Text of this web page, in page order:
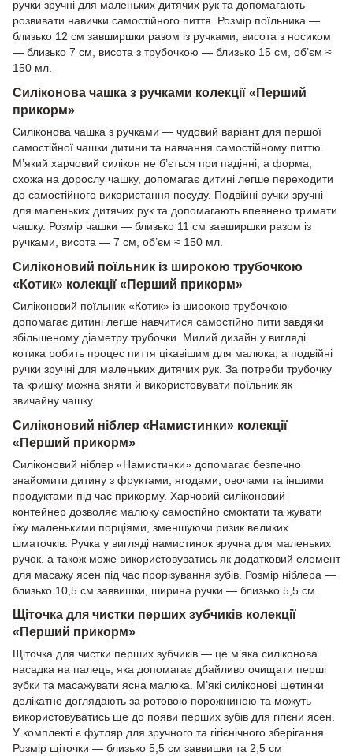
ручки зручні для маленьких дитячих рук та допомагають
розвивати навички самостійного пиття. Розмір поїльника —
близько 12 см завширшки разом із ручками, висота з носиком
— близько 7 см, висота з трубочкою — близько 15 см, об’єм ≈
150 мл.
Силіконова чашка з ручками колекції «Перший
прикорм»
Силіконова чашка з ручками — чудовий варіант для першої
самостійної чашки дитини та навчання самостійному питтю.
М’який харчовий силікон не б’ється при падінні, а форма,
схожа на дорослу чашку, допомагає дитині легше переходити
до самостійного використання посуду. Подвійні ручки зручні
для маленьких дитячих рук та допомагають впевнено тримати
чашку. Розмір чашки — близько 11 см завширшки разом із
ручками, висота — 7 см, об’єм ≈ 150 мл.
Силіконовий поїльник із широкою трубочкою
«Котик» колекції «Перший прикорм»
Силіконовий поїльник «Котик» із широкою трубочкою
допомагає дитині легше навчитися самостійно пити завдяки
збільшеному діаметру трубочки. Милий дизайн у вигляді
котика робить процес пиття цікавішим для малюка, а подвійні
ручки зручні для маленьких дитячих рук. За потреби трубочку
та кришку можна зняти й використовувати поїльник як
звичайну чашку.
Силіконовий ніблер «Намистинки» колекції
«Перший прикорм»
Силіконовий ніблер «Намистинки» допомагає безпечно
знайомити дитину з фруктами, ягодами, овочами та іншими
продуктами під час прикорму. Харчовий силіконовий
контейнер дозволяє малюку самостійно смоктати та жувати
їжу маленькими порціями, зменшуючи ризик великих
шматочків. Ручка у вигляді намистинок зручна для маленьких
ручок, а також може використовуватись як додатковий елемент
для масажу ясен під час прорізування зубів. Розмір ніблера —
близько 10,5 см заввишки, ширина ручки — близько 5,5 см.
Щіточка для чистки перших зубчиків колекції
«Перший прикорм»
Щіточка для чистки перших зубчиків — це м’яка силіконова
насадка на палець, яка допомагає дбайливо очищати перші
зубки та масажувати ясна малюка. М’які силіконові щетинки
делікатно доглядають за ротовою порожниною та можуть
використовуватись ще до появи перших зубів для гігієни ясен.
У комплекті є футляр для зручного та гігієнічного зберігання.
Розмір щіточки — близько 5,5 см заввишки та 2,5 см